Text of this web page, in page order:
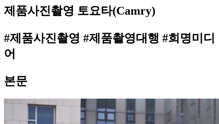
제품사진촬영 토요타(Camry)
#제품사진촬영 #제품촬영대행 #희명미디
어
본문